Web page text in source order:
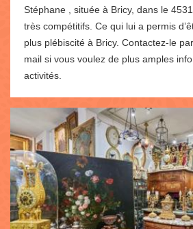
Stéphane , située à Bricy, dans le
très compétitifs. Ce qui lui a permis
plus plébiscité à Bricy. Contactez-le
mail si vous voulez de plus amples
activités.